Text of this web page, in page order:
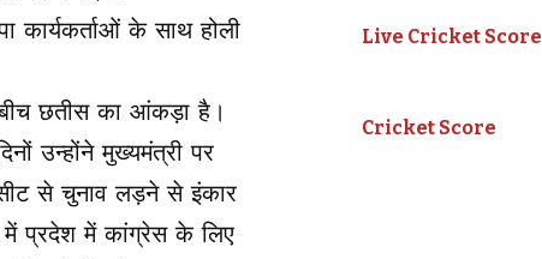
कार्यकर्ताओं के साथ होली
छतीस का आंकड़ा है।
उन्होंने मुख्यमंत्री पर
से चुनाव लड़ने से इंकार
में प्रदेश में कांग्रेस के लिए
Live Cricket Score
Cricket Score